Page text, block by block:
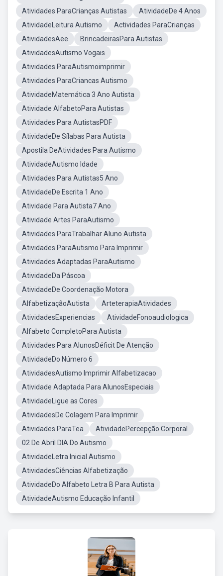
Atividades ParaCrianças Autistas
AtividadeDe 4 Anos
AtividadeLeitura Autismo
Actividades ParaCrianças
AtividadesAee
BrincadeirasPara Autistas
AtividadesAutismo Vogais
Atividades ParaAutismoimprimir
Atividades ParaCriancas Autismo
AtividadeMatemática 3 Ano Autista
Atividade AlfabetoPara Autistas
Atividades Para AutistasPDF
AtividadeDe Sílabas Para Autista
Apostila DeAtividades Para Autismo
AtividadeAutismo Idade
Atividades Para Autistas5 Ano
AtividadeDe Escrita 1 Ano
Atividade Para Autista7 Ano
Atividade Artes ParaAutismo
Atividades ParaTrabalhar Aluno Autista
Atividades ParaAutismo Para Imprimir
Atividades Adaptadas ParaAutismo
AtividadeDa Páscoa
AtividadeDe Coordenação Motora
AlfabetizaçãoAutista
ArteterapiaAtividades
AtividadesExperiencias
AtividadeFonoaudiologica
Alfabeto CompletoPara Autista
Atividades Para AlunosDéficit De Atenção
AtividadeDo Número 6
AtividadesAutismo Imprimir Alfabetizacao
Atividade Adaptada Para AlunosEspeciais
AtividadeLigue as Cores
AtividadesDe Colagem Para Imprimir
Atividades ParaTea
AtividadePercepção Corporal
02 De Abril DIA Do Autismo
AtividadeLetra Inicial Autismo
AtividadesCiências Alfabetização
AtividadeDo Alfabeto Letra B Para Autista
AtividadeAutismo Educação Infantil